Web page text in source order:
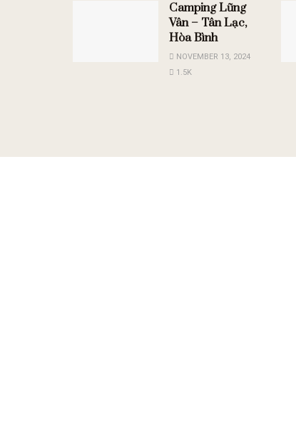
Camping Lũng
Vân – Tân Lạc,
Hòa Bình
NOVEMBER 13, 2024
1.5K